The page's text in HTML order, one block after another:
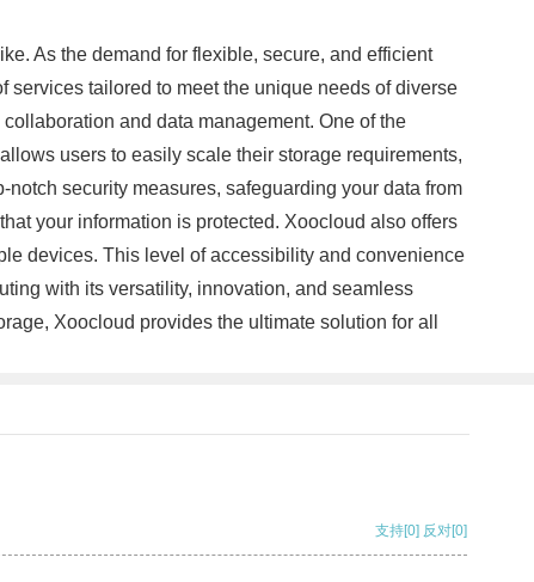
As the demand for flexible, secure, and efficient
tailored to meet the unique needs of diverse
and data management. One of the
users to easily scale their storage requirements,
security measures, safeguarding your data from
your information is protected. Xoocloud also offers
devices. This level of accessibility and convenience
with its versatility, innovation, and seamless
Xoocloud provides the ultimate solution for all
支持[0] 反对[0]